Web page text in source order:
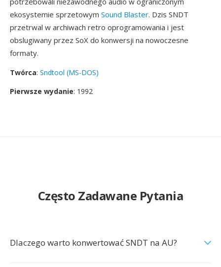
ekosystemie sprzetowym Sound Blaster. Dzis SNDT
przetrwal w archiwach retro oprogramowania i jest
obslugiwany przez SoX do konwersji na nowoczesne
formaty.
Twórca: Sndtool (MS-DOS)
Pierwsze wydanie: 1992
Często Zadawane Pytania
Dlaczego warto konwertować SNDT na AU?